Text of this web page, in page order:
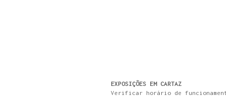
EXPOSIÇÕES EM CARTAZ
Verificar horário de